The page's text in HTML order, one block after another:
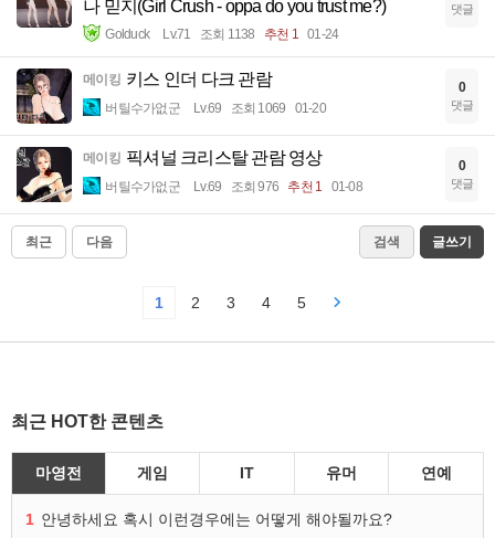
나 믿지(Girl Crush - oppa do you trust me?)
Golduck Lv.71 조회 1138 추천 1 01-24
댓글
메이킹 키스 인더 다크 관람
버틸수가없군 Lv.69 조회 1069 01-20
0
댓글
메이킹 픽셔널 크리스탈 관람 영상
버틸수가없군 Lv.69 조회 976 추천 1 01-08
0
댓글
최근 다음 검색 글쓰기
1 2 3 4 5
최근 HOT한 콘텐츠
마영전 게임 IT 유머 연예
1 안녕하세요 혹시 이런경우에는 어떻게 해야될까요?